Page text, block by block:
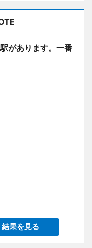
があります。一番
結果を見る